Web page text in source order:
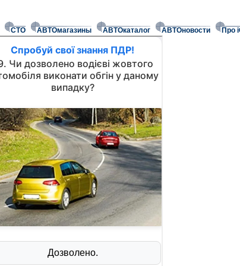
СТО АВТОмагазины АВТОкаталог АВТОновости Про